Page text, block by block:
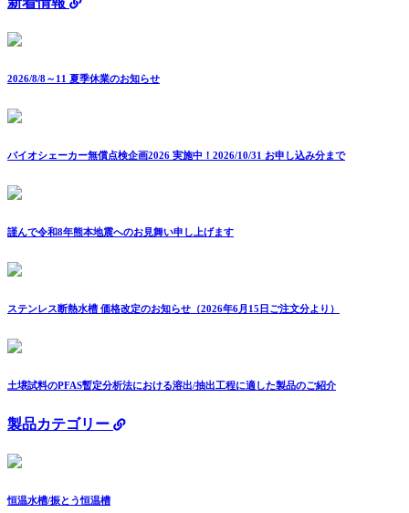
2026/8/8～11 夏季休業のお知らせ
バイオシェーカー無償点検企画2026 実施中！2026/10/31 お申し込み分まで
謹んで令和8年熊本地震へのお見舞い申し上げます
ステンレス断熱水槽 価格改定のお知らせ（2026年6月15日ご注文分より）
土壌試料のPFAS暫定分析法における溶出/抽出工程に適した製品のご紹介
製品カテゴリー
恒温水槽/振とう恒温槽